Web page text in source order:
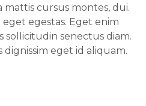
mattis cursus montes, dui.
egestas. Eget enim
senectus diam.
eget id aliquam.